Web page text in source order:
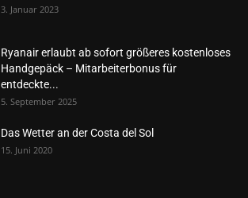
3. Januar 2023
Ryanair erlaubt ab sofort größeres kostenloses
Handgepäck – Mitarbeiterbonus für
entdeckte...
5. September 2025
Das Wetter an der Costa del Sol
15. Juni 2020